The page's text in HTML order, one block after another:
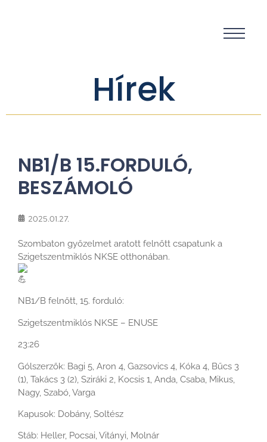
Hírek
NB1/B 15.FORDULÓ,
BESZÁMOLÓ
2025.01.27.
Szombaton győzelmet aratott felnőtt csapatunk a
Szigetszentmiklós NKSE otthonában.
NB1/B felnőtt, 15. forduló:
Szigetszentmiklós NKSE – ENUSE
23:26
Gólszerzők: Bagi 5, Aron 4, Gazsovics 4, Kóka 4, Bűcs 3
(1), Takács 3 (2), Sziráki 2, Kocsis 1, Anda, Csaba, Mikus,
Nagy, Szabó, Varga
Kapusok: Dobány, Soltész
Stáb: Heller, Pocsai, Vitányi, Molnár